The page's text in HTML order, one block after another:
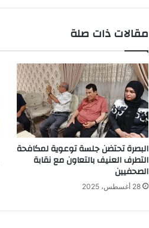
مقالات ذات صلة
البصرة تحتضن جلسة توعوية لمكافحة
التطرف العنيف بالتعاون مع نقابة
الصحفيين
28 أغسطس، 2025